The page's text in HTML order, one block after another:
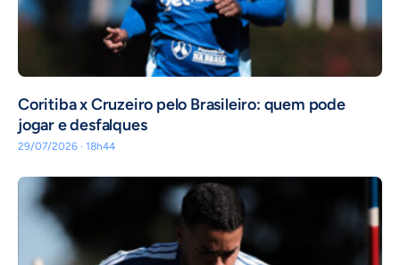
Coritiba x Cruzeiro pelo Brasileiro: quem pode
jogar e desfalques
29/07/2026 · 18h44